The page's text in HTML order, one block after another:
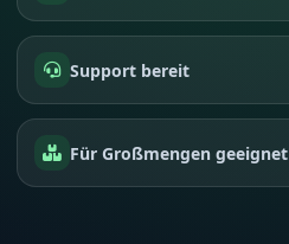
Support bereit
Für Großmengen geeignet